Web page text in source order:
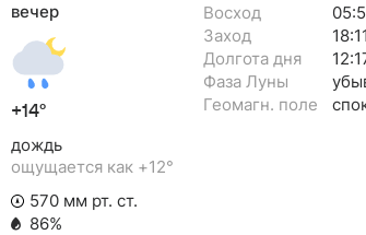
вечер
+14°
дождь
ощущается как +12°
570 мм рт. ст.
86%
Восход
Заход
18:11
Долгота дня
Фаза Луны
Геомагн. поле